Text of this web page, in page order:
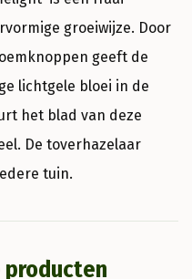
groeiwijze. Door
geeft de
lichtgele bloei in de
het blad van deze
De toverhazelaar
tuin.